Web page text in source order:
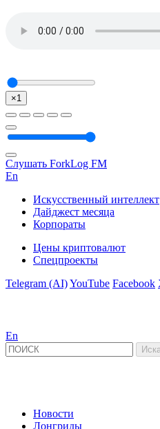
×1
Слушать ForkLog FM
En
Искусственный интеллект
Дайджест месяца
Корпораты
Цены криптовалют
Спецпроекты
Telegram (AI)YouTube Facebook
En
Новости
Лонгриды